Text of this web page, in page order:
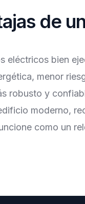
de
eléctricos bien
menor
robusto y
moderno,
como un